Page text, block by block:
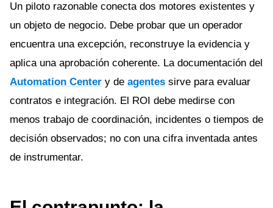
Un piloto razonable conecta dos motores existentes y
un objeto de negocio. Debe probar que un operador
encuentra una excepción, reconstruye la evidencia y
aplica una aprobación coherente. La documentación del
Automation Center y de agentes sirve para evaluar
contratos e integración. El ROI debe medirse con
menos trabajo de coordinación, incidentes o tiempos de
decisión observados; no con una cifra inventada antes
de instrumentar.